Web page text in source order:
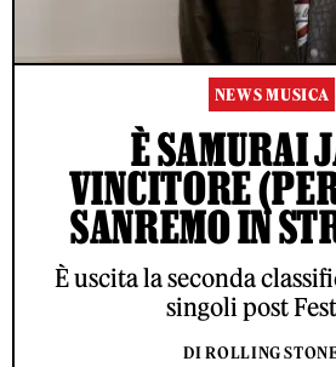
NEWS MUSICA
È SAMURAI
VINCITORE
SANREMO IN
È uscita la seconda
singoli post
DI ROLLING